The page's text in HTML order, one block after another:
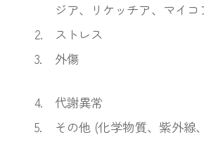
ジア、リケッチア、マイコ
2.︎
ストレス
3.
外傷
4.︎
代謝異常
5.
その他 (化学物質、紫外線